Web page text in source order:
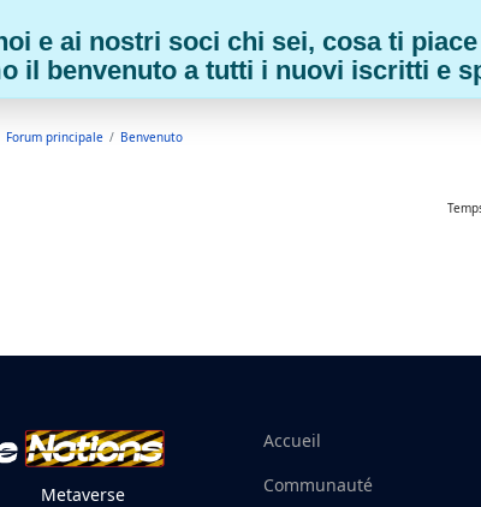
e ai nostri soci chi sei, cosa ti
il benvenuto a tutti i nuovi iscritti e
Forum principale Benvenuto
Metaverse
Accueil
Communauté